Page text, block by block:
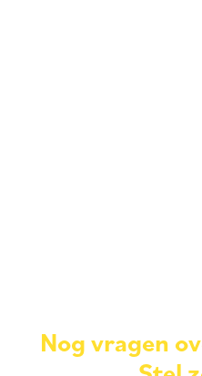
Nog vragen